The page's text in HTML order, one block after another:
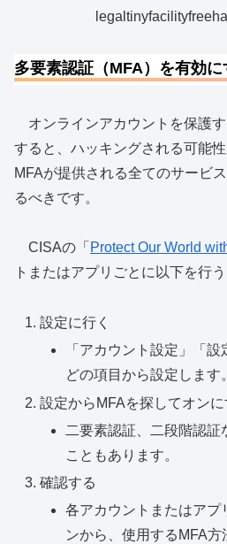
多要素認証（MFA）を有効に
オンラインアカウントを保護
すると、ハッキングされる可能
MFAが提供される全てのサービ
るべきです。
CISAの「 Protect Our World
トまたはアプリごとに以下を行
設定に行く
「アカウント設定」「
どの項目から設定します。
設定からMFAを探してオンに
二要素認証、二段階認証
こともあります。
確認する
各アカウントまたはアプ
ンから、使用するMFA